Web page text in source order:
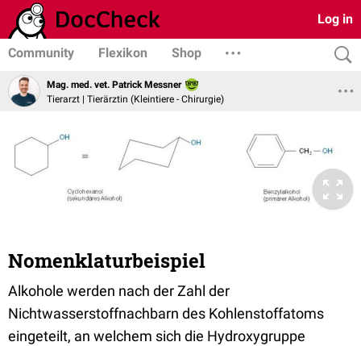
Log in
Community Flexikon Shop
Mag. med. vet. Patrick Messner
Tierarzt | Tierärztin (Kleintiere - Chirurgie)
Nomenklaturbeispiel
Alkohole werden nach der Zahl der
Nichtwasserstoffnachbarn des Kohlenstoffatoms
eingeteilt, an welchem sich die Hydroxygruppe